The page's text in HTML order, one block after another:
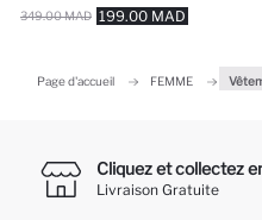
199.00 MAD
349.00 MAD
Page d'accueil FEMME
Cliquez et collectez
Livraison Gratuite